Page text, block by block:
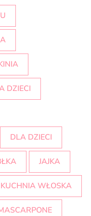
DZIECI
DLA DZIECI
JAJKA
KUCHNIA WŁOSKA